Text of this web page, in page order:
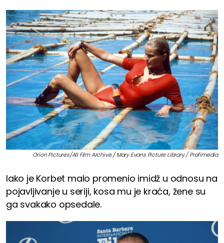
Orion Pictures/All Film Archive / Mary Evans Picture Library / Profimedia
Iako je Korbet malo promenio imidž u odnosu na
pojavljivanje u seriji, kosa mu je kraća, žene su
ga svakako opsedale.